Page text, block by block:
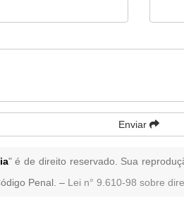
Enviar
" é de direito reservado. Sua
Penal. – Lei n° 9.610-98 sobre